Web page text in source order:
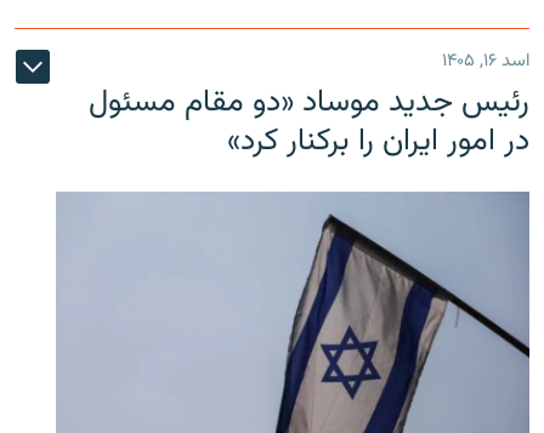
اسد ۱۶, ۱۴۰۵
رئیس جدید موساد «دو مقام مسئول
در امور ایران را برکنار کرد»